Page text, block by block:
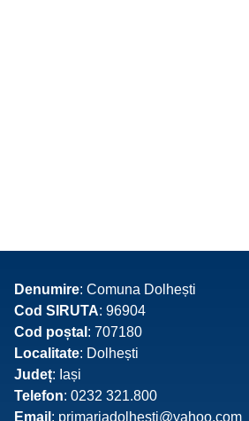
Denumire: Comuna Dolhești
Cod SIRUTA: 96904
Cod poștal : 707180
Localitate: Dolhești
Județ: Iași
Telefon: 0232 321.800
Email : primariadolhesti@yahoo.com